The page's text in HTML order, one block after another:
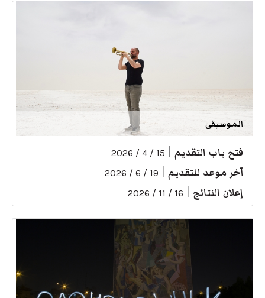
الموسيقى
فتح باب التقديم 15 / 4 / 2026
آخر موعد للتقديم 19 / 6 / 2026
إعلان النتائج 16 / 11 / 2026